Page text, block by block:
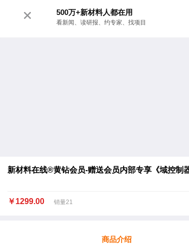
新材料在线®黄钻会员-赠送会员内部专享《域控制
￥1299.00 销量21
商品介绍
500万+新材料人都在用
看新闻、读研报、约专家、找项目